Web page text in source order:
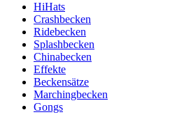
HiHats
Crashbecken
Ridebecken
Splashbecken
Chinabecken
Effekte
Beckensätze
Marchingbecken
Gongs